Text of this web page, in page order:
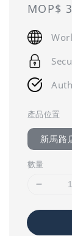
Sale
MOP$
產品位置
新馬路
數量